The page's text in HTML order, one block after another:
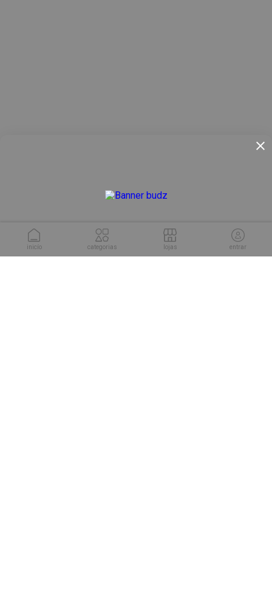
inicío categorias lojas entrar